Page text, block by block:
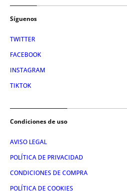
Síguenos
TWITTER
FACEBOOK
INSTAGRAM
TIKTOK
Condiciones de uso
AVISO LEGAL
POLÍTICA DE PRIVACIDAD
CONDICIONES DE COMPRA
POLÍTICA DE COOKIES